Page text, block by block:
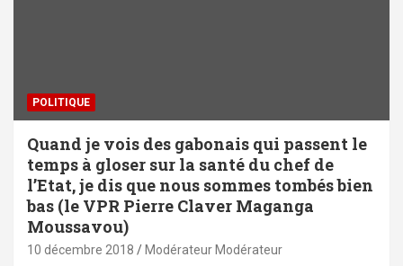
POLITIQUE
Quand je vois des gabonais qui passent le
temps à gloser sur la santé du chef de
l’Etat, je dis que nous sommes tombés bien
bas (le VPR Pierre Claver Maganga
Moussavou)
10 décembre 2018 Modérateur Modérateur